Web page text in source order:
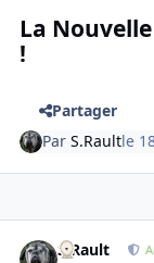
La
!
Partager
ParS.Raultle
S.Rault